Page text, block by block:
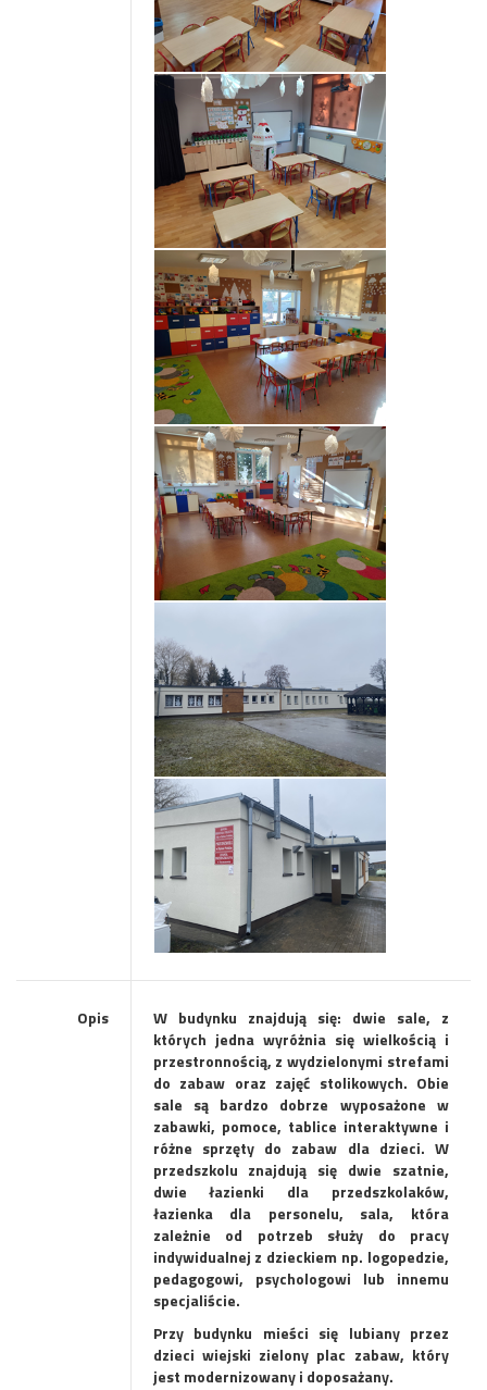
Opis W budynku znajdują się: dwie sale, z
których jedna wyróżnia się wielkością i
przestronnością, z wydzielonymi strefami
do zabaw oraz zajęć stolikowych. Obie
sale są bardzo dobrze wyposażone w
zabawki, pomoce, tablice interaktywne i
różne sprzęty do zabaw dla dzieci. W
przedszkolu znajdują się dwie szatnie,
dwie łazienki dla przedszkolaków,
łazienka dla personelu, sala, która
zależnie od potrzeb służy do pracy
indywidualnej z dzieckiem np. logopedzie,
pedagogowi, psychologowi lub innemu
specjaliście.
Przy budynku mieści się lubiany przez
dzieci wiejski zielony plac zabaw, który
jest modernizowany i doposażany.